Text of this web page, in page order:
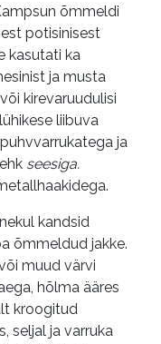
õmmeldi
potisinisest
kasutati ka
ja musta
kirevaruudulisi
liibuva
ja
seesiga.
kandsid
õmmeldud jakke.
muud värvi
hõlma ääres
kroogitud
seljal ja varruka